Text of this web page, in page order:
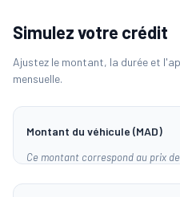
Simulez votre crédit
Ajustez le montant, la durée et
mensuelle.
Montant du véhicule (MAD)
Ce montant correspond au prix